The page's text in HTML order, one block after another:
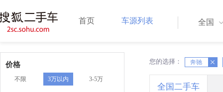
首页 车源列表 全国
价格
不限 3万以内 3-5万
您的选择： 奔驰
X X
全国二手车